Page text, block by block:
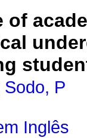
of
Sodo, P
Inglês